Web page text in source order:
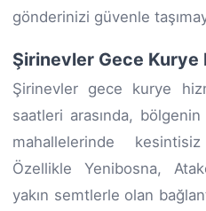
gönderinizi güvenle
Şirinevler Gece Kurye
Şirinevler gece kurye
saatleri arasında,
mahallelerinde
Özellikle Yenibosna,
yakın semtlerle olan